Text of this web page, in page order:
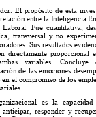
El propósito de esta i
entre la Inteligencia
Laboral. Fue cuantitativa,
transversal y no
Sus resultados
n directamente proporcional
variables. Concluye
de las emociones
el compromiso de los
riales.
es la capacidad
anticipar, responder y